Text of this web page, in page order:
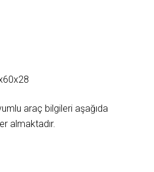
araç bilgileri aşağıda
almaktadır.